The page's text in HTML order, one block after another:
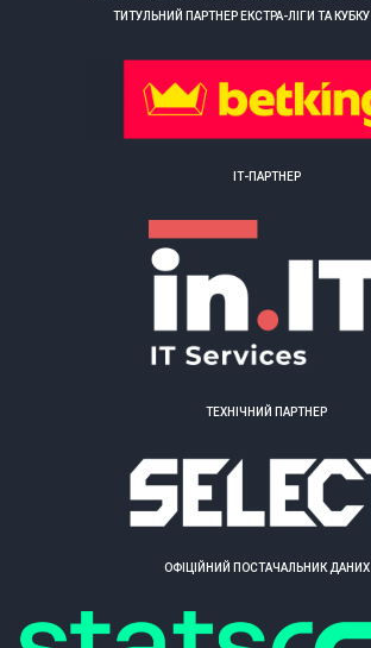
ТИТУЛЬНИЙ ПАРТНЕР ЕКСТРА-ЛІГИ ТА КУБКУ
ІТ-ПАРТНЕР
ТЕХНІЧНИЙ ПАРТНЕР
ОФІЦІЙНИЙ ПОСТАЧАЛЬНИК ДАНИХ